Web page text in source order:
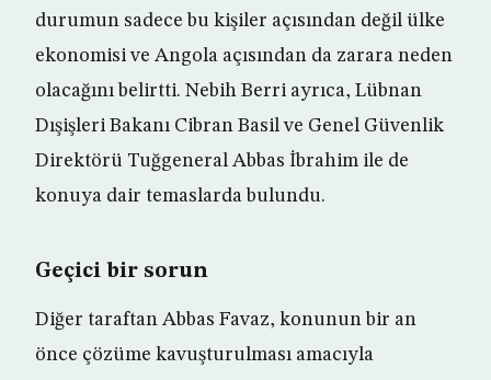
durumun sadece bu kişiler açısından değil ülke
ekonomisi ve Angola açısından da zarara neden
olacağını belirtti. Nebih Berri ayrıca, Lübnan
Dışişleri Bakanı Cibran Basil ve Genel Güvenlik
Direktörü Tuğgeneral Abbas İbrahim ile de
konuya dair temaslarda bulundu.
Geçici bir sorun
Diğer taraftan Abbas Favaz, konunun bir an
önce çözüme kavuşturulması amacıyla